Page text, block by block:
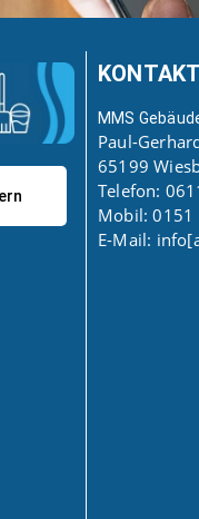
KONTAKT
MMS
Paul-
65199
Telefon:
Mobil: 0151
E-Mail: